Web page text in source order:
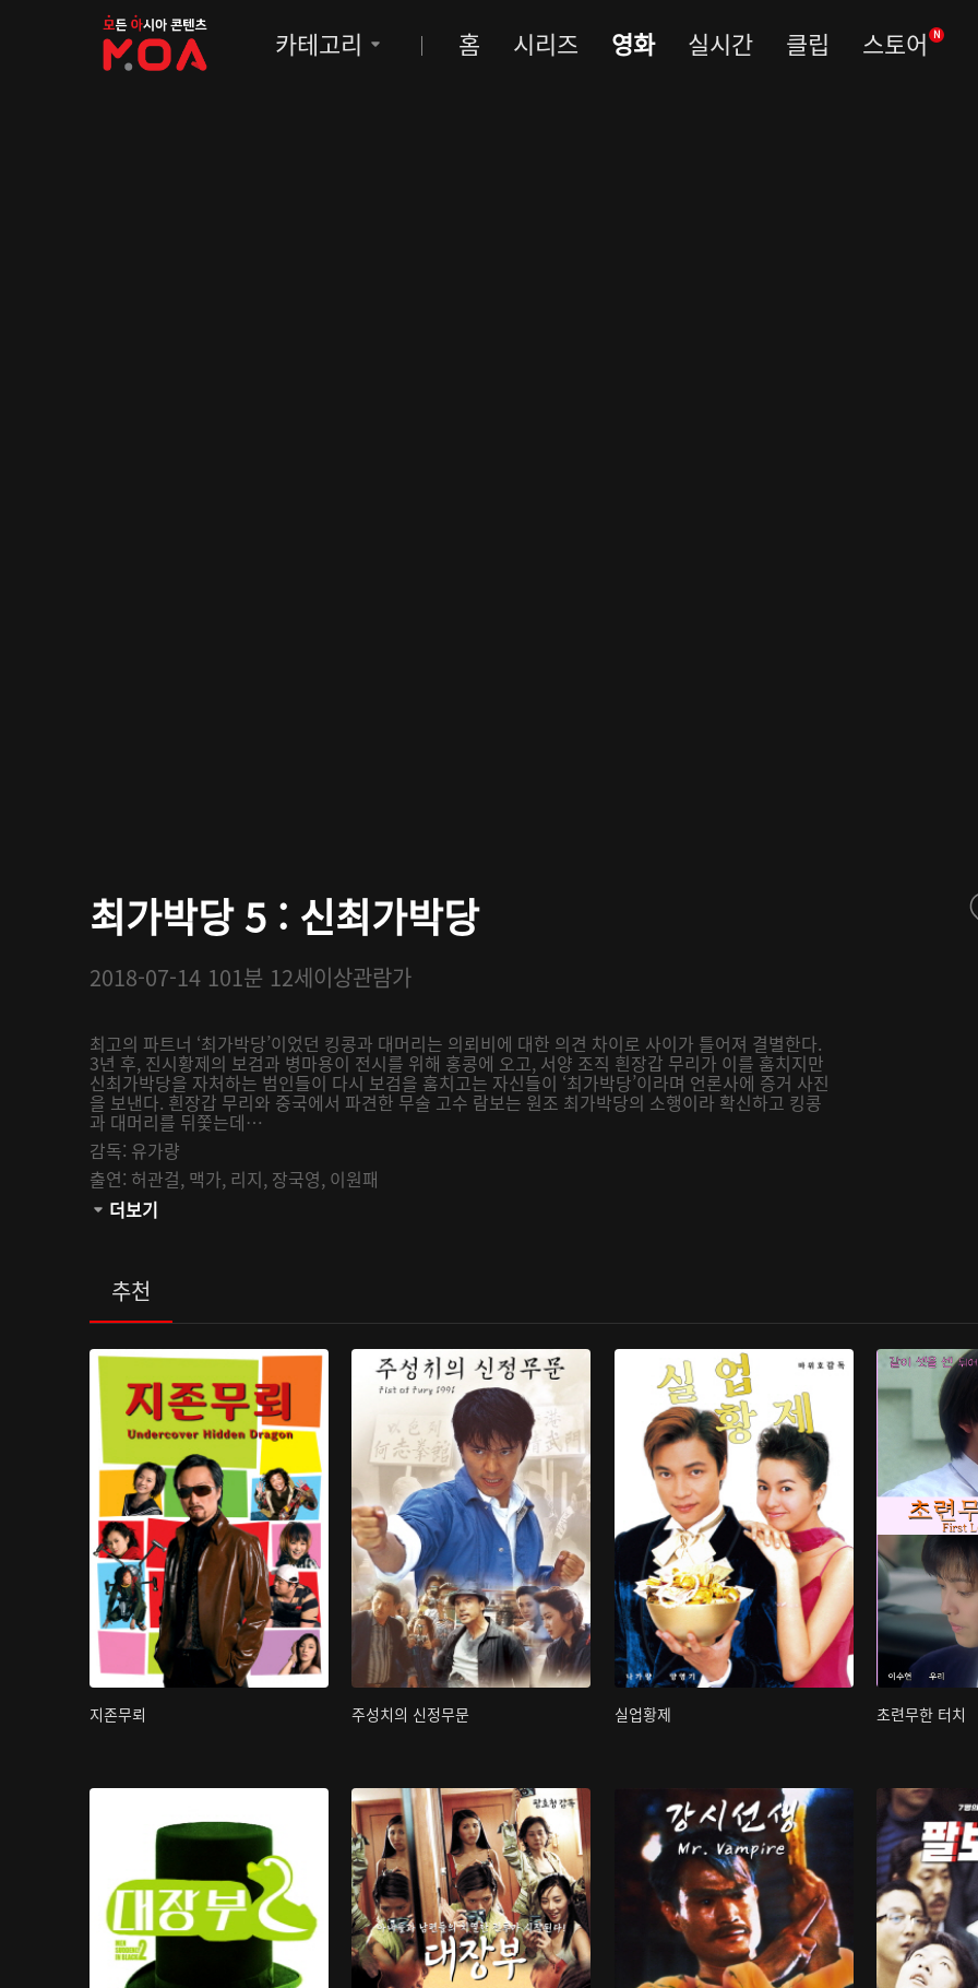
MOA
카테고리 홈 시리즈 영화 실시간 클립 스토어 N
최가박당 5 : 신최가박당
2018-07-14 101분 12세이상관람가
최고의 파트너 ‘최가박당’이었던 킹콩과 대머리는 의뢰비에 대한 의견 차이로 사이가 틀어져 결별한다.
3년 후, 진시황제의 보검과 병마용이 전시를 위해 홍콩에 오고, 서양 조직 흰장갑 무리가 이를 훔치지만
신최가박당을 자처하는 범인들이 다시 보검을 훔치고는 자신들이 ‘최가박당’이라며 언론사에 증거 사진
을 보낸다. 흰장갑 무리와 중국에서 파견한 무술 고수 람보는 원조 최가박당의 소행이라 확신하고 킹콩
과 대머리를 뒤쫓는데…
감독: 유가량
출연: 허관걸, 맥가, 리지, 장국영, 이원패
관람등급:
더보기
추천
지존무뢰 주성치의 신정무문 실업황제 초련무한 터치